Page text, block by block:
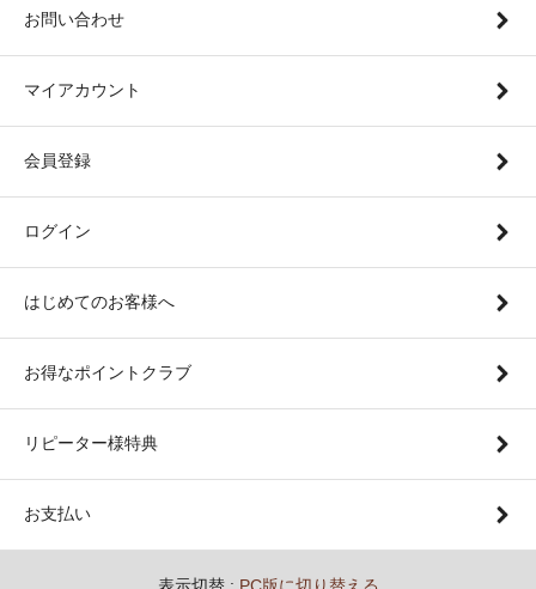
お問い合わせ
マイアカウント
会員登録
ログイン
はじめてのお客様へ
お得なポイントクラブ
リピーター様特典
お支払い
表示切替 : PC版に切り替える